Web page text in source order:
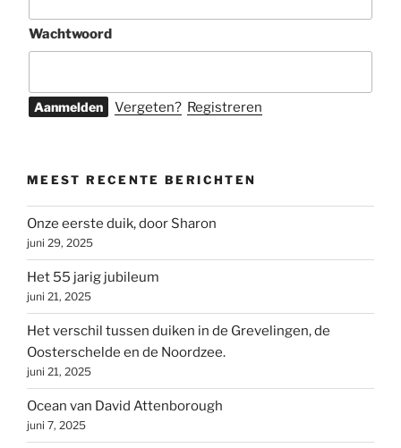
Wachtwoord
Vergeten? Registreren
MEEST RECENTE BERICHTEN
Onze eerste duik, door Sharon
juni 29, 2025
Het 55 jarig jubileum
juni 21, 2025
Het verschil tussen duiken in de Grevelingen, de
Oosterschelde en de Noordzee.
juni 21, 2025
Ocean van David Attenborough
juni 7, 2025